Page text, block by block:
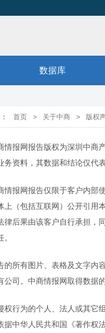
数据库
首页 > 关于中商 > 版权
情报网报告版权为深圳中商
务资料，其数据和结论仅代
情报网报告仅限于客户内部
上（包括互联网）公开引用
律后果由该客户自行承担，
的所有图片、表格及文字内
公司。中商情报网取得数据
权行为的个人、法人或其它
据中华人民共和国《著作权